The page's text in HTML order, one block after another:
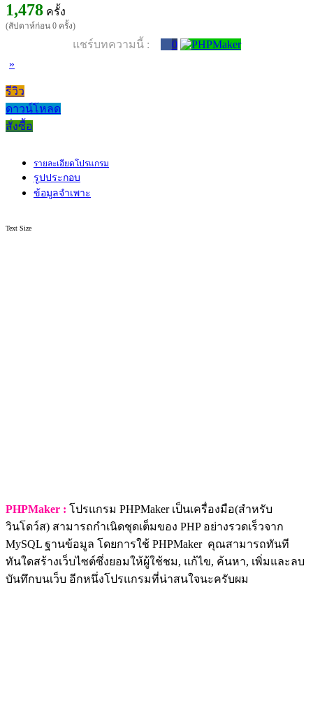
1,478 ครั้ง
(สัปดาห์ก่อน 0 ครั้ง)
แชร์บทความนี้ :
0
»
รีวิว
ดาวน์โหลด
สั่งซื้อ
รายละเอียดโปรแกรม
รูปประกอบ
ข้อมูลจำเพาะ
Text Size
PHPMaker : โปรแกรม PHPMaker เป็นเครื่องมือ(สำหรับ
วินโดว์ส) สามารถกำเนิดชุดเต็มของ PHP อย่างรวดเร็วจาก
MySQL ฐานข้อมูล โดยการใช้ PHPMaker คุณสามารถทันที
ทันใดสร้างเว็บไซต์ซึ่งยอมให้ผู้ใช้ชม, แก้ไข, ค้นหา, เพิ่มและลบ
บันทึกบนเว็บ อีกหนึ่งโปรแกรมที่น่าสนใจนะครับผม